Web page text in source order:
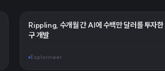
Rippling, 수개월 간 AI에 수백만 달러를 투자한
구 개발
Explorineer